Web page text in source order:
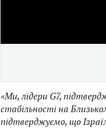
«Ми, лідери G7,
стабільності на
підтверджуємо, що